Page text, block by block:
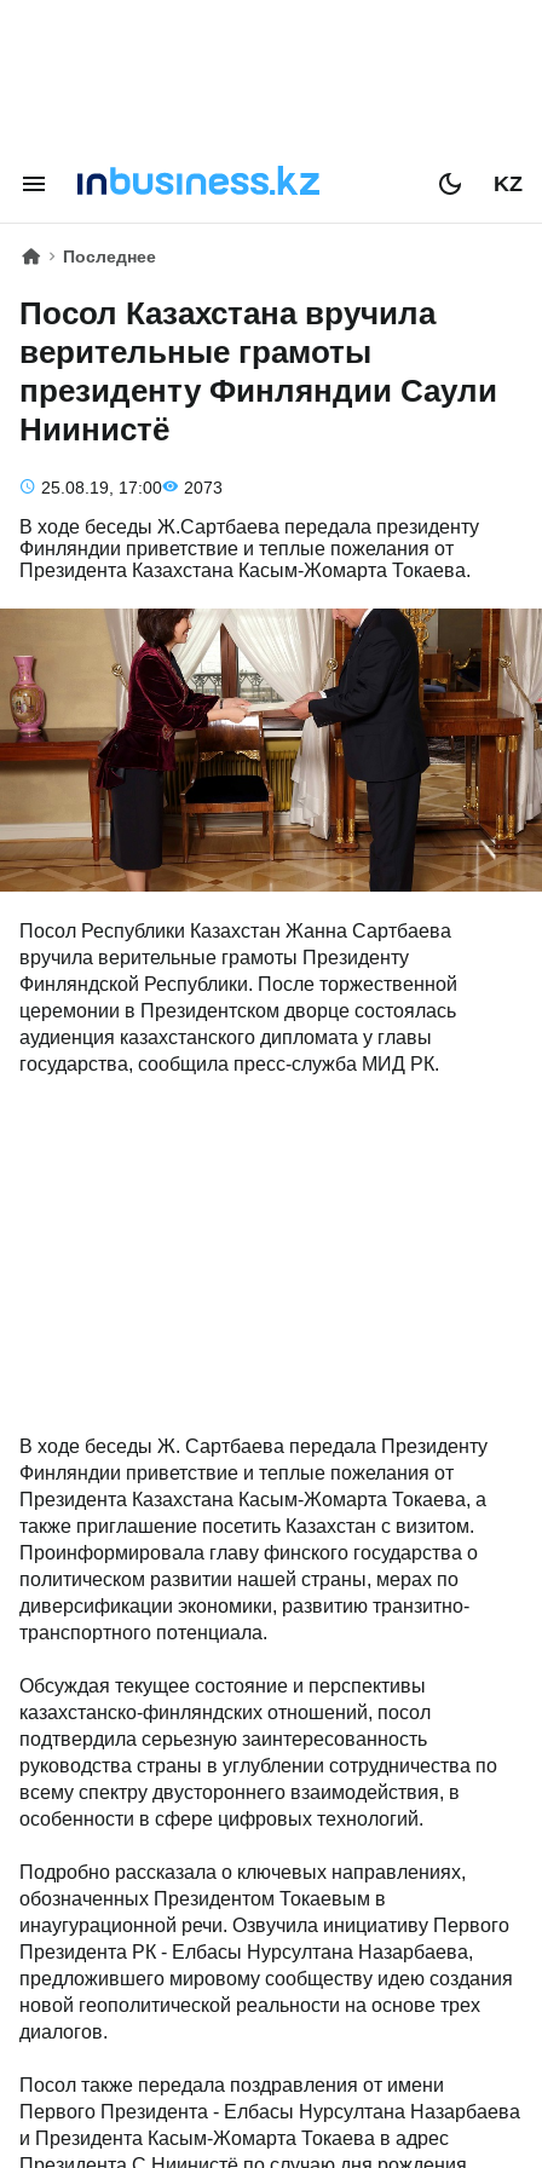
KZ
Последнее
Посол Казахстана вручила
верительные грамоты
президенту Финляндии Саули
Ниинистё
25.08.19, 17:00 2073
В ходе беседы Ж.Сартбаева передала президенту
Финляндии приветствие и теплые пожелания от
Президента Казахстана Касым-Жомарта Токаева.
Посол Республики Казахстан Жанна Сартбаева
вручила верительные грамоты Президенту
Финляндской Республики. После торжественной
церемонии в Президентском дворце состоялась
аудиенция казахстанского дипломата у главы
государства, сообщила пресс-служба МИД РК.
В ходе беседы Ж. Сартбаева передала Президенту
Финляндии приветствие и теплые пожелания от
Президента Казахстана Касым-Жомарта Токаева, а
также приглашение посетить Казахстан с визитом.
Проинформировала главу финского государства о
политическом развитии нашей страны, мерах по
диверсификации экономики, развитию транзитно-
транcпортного потенциала.
Обсуждая текущее состояние и перспективы
казахстанско-финляндских отношений, посол
подтвердила серьезную заинтересованность
руководства страны в углублении сотрудничества по
всему спектру двустороннего взаимодействия, в
особенности в сфере цифровых технологий.
Подробно рассказала о ключевых направлениях,
обозначенных Президентом Токаевым в
инаугурационной речи. Озвучила инициативу Первого
Президента РК - Елбасы Нурсултана Назарбаева,
предложившего мировому сообществу идею создания
новой геополитической реальности на основе трех
диалогов.
Посол также передала поздравления от имени
Первого Президента - Елбасы Нурсултана Назарбаева
и Президента Касым-Жомарта Токаева в адрес